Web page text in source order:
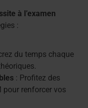
à l’examen
:
du temps chaque
: Profitez des
pour renforcer vos